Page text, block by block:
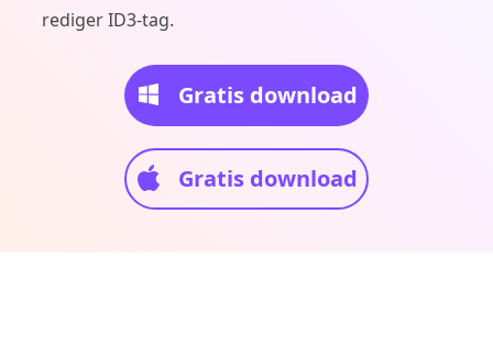
rediger ID3-tag.
Gratis download
Gratis download